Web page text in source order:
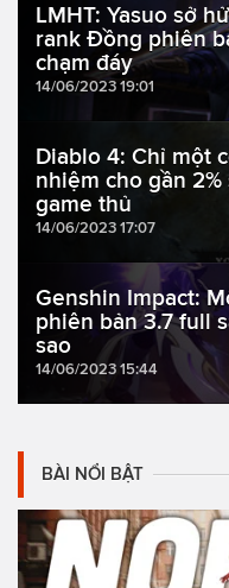
LMHT: Yasuo sở
rank Đồng phiên
chạm đáy
14/06/2023 19:01
Diablo 4: Chỉ một
nhiệm cho gần
game thủ
14/06/2023 17:07
Genshin Impact:
phiên bản 3.7 full
sao
14/06/2023 15:44
BÀI NỔI BẬT